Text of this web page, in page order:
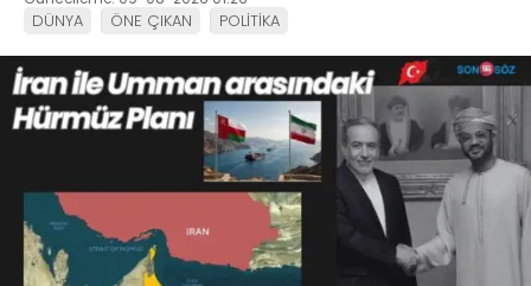
DÜNYA ÖNE ÇIKAN POLİTİKA